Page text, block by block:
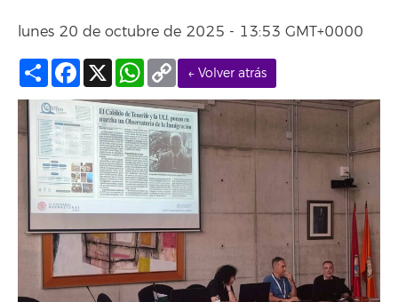
lunes 20 de octubre de 2025 - 13:53 GMT+0000
← Volver atrás
Compartir
Facebook
X WhatsApp
Copy
Link